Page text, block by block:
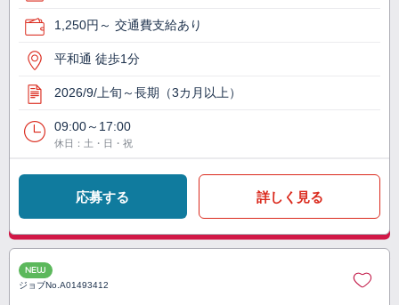
1,250円～ 交通費支給あり
平和通 徒歩1分
2026/9/上旬～長期（3カ月以上）
09:00～17:00
休日：土・日・祝
応募する 詳しく見る
NEW
ジョブNo.A01493412